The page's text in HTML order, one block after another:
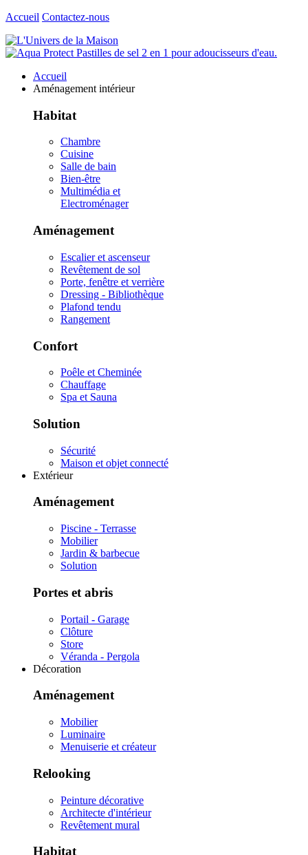
Accueil Contactez-nous
Accueil
Aménagement intérieur
Habitat
Chambre
Cuisine
Salle de bain
Bien-être
Multimédia et
Electroménager
Aménagement
Escalier et ascenseur
Revêtement de sol
Porte, fenêtre et verrière
Dressing - Bibliothèque
Plafond tendu
Rangement
Confort
Poêle et Cheminée
Chauffage
Spa et Sauna
Solution
Sécurité
Maison et objet connecté
Extérieur
Aménagement
Piscine - Terrasse
Mobilier
Jardin & barbecue
Solution
Portes et abris
Portail - Garage
Clôture
Store
Véranda - Pergola
Décoration
Aménagement
Mobilier
Luminaire
Menuiserie et créateur
Relooking
Peinture décorative
Architecte d'intérieur
Revêtement mural
Habitat